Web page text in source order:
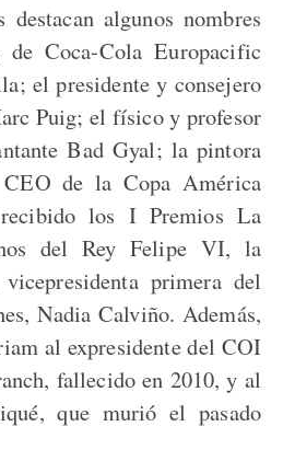
algunos nombres
Coca-Cola Europacific
el presidente y consejero
Puig; el físico y profesor
Bad Gyal; la pintora
de la Copa América
los I Premios La
del Rey Felipe VI, la
primera del
Nadia Calviño. Además,
al expresidente del COI
fallecido en 2010, y al
que murió el pasado